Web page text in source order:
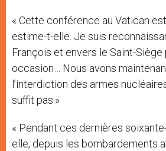
« Cette conférence au Vatican
estime-t-elle. Je suis
François et envers le Saint-
occasion… Nous avons
l’interdiction des armes
suffit pas.»
« Pendant ces dernières
elle, depuis les bombardements